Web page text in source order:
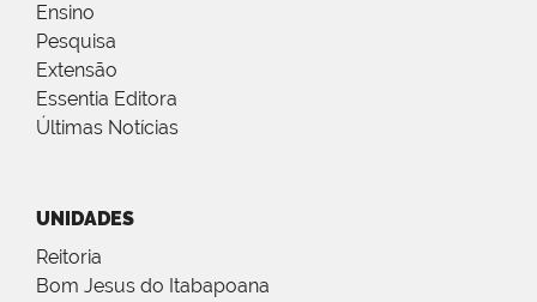
Ensino
Pesquisa
Extensão
Essentia Editora
Últimas Notícias
UNIDADES
Reitoria
Bom Jesus do Itabapoana